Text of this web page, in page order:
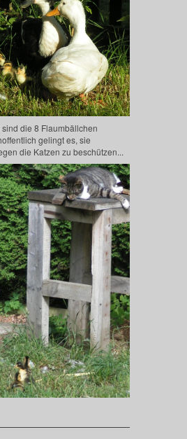
die 8 Flaumbällchen
gelingt es, sie
die Katzen zu beschützen...